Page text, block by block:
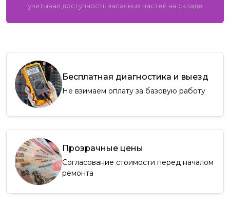
учитывая доступность запасных частей на складе
Бесплатная диагностика и выезд
Не взимаем оплату за базовую работу
Прозрачные цены
Согласование стоимости перед началом
ремонта